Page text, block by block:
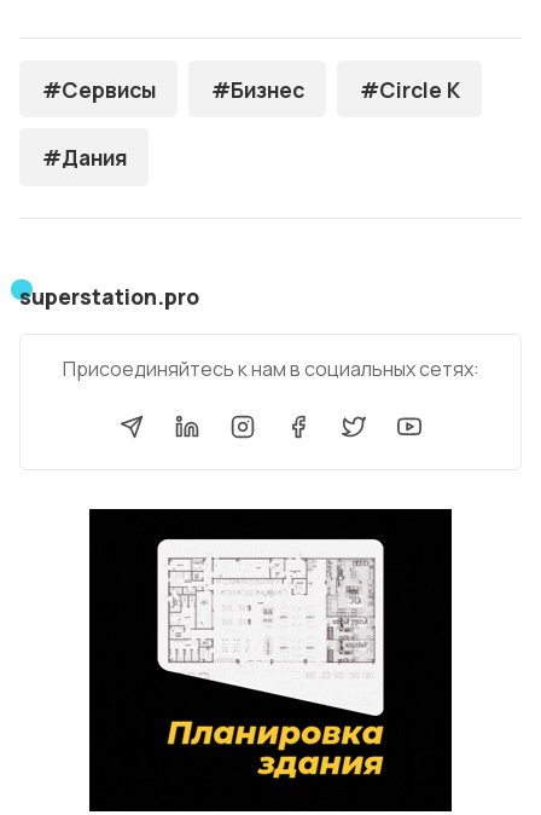
#Сервисы #Бизнес #Circle K
#Дания
superstation.pro
Присоединяйтесь к нам в социальных сетях: